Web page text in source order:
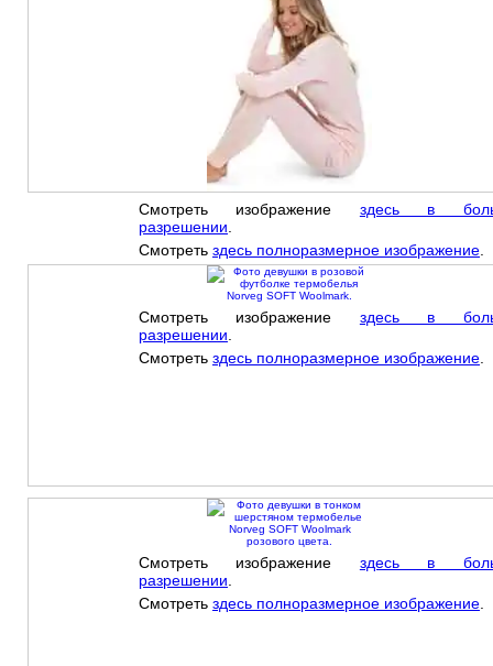
Смотреть изображение здесь в
разрешении
Смотреть здесь полноразмерное изображение
Смотреть изображение здесь в
разрешении
Смотреть здесь полноразмерное изображение
Смотреть изображение здесь в
разрешении
Смотреть здесь полноразмерное изображение